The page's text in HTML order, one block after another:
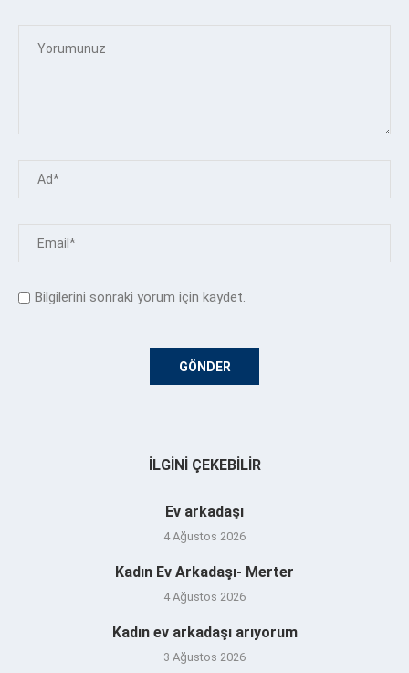
Bilgilerini sonraki yorum için kaydet.
İLGINI ÇEKEBILIR
Ev arkadaşı
4 Ağustos 2026
Kadın Ev Arkadaşı- Merter
4 Ağustos 2026
Kadın ev arkadaşı arıyorum
3 Ağustos 2026